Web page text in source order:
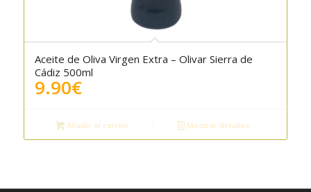
Aceite de Oliva Virgen Extra – Olivar Sierra de
Cádiz 500ml
9.90€
Añadir al carrito Mostrar detalles